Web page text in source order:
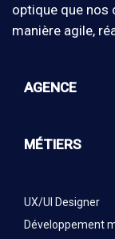
optique que nos
manière agile,
AGENCE
MÉTIERS
UX/UI Designer
Développement